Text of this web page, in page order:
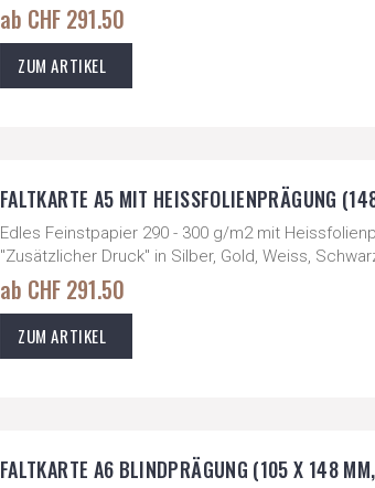
ab CHF 291.50
ZUM ARTIKEL
FALTKARTE A5 MIT HEISSFOLIENPRÄGUNG
Edles Feinstpapier 290 - 300 g/m2 mit
"Zusätzlicher Druck" in Silber, Gold, Weiss,
ab CHF 291.50
ZUM ARTIKEL
FALTKARTE A6 BLINDPRÄGUNG (105 X 148